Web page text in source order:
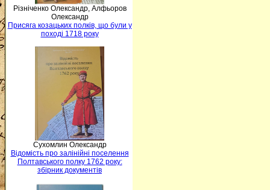
Різніченко Олександр, Алфьоров
Олександр
Присяга козацьких полків, що були у
поході 1718 року
Сухомлин Олександр
Відомість про залінійні поселення
Полтавського полку 1762 року:
збірник документів